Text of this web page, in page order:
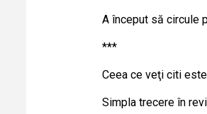
A început să circule
***
Ceea ce veţi citi
Simpla trecere în